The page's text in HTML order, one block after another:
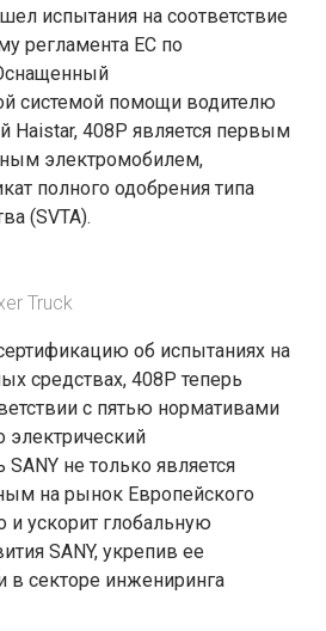
испытания на соответствие
регламента ЕС по
системой помощи водителю
Haistar, 408P является первым
электромобилем,
полного одобрения типа
(SVTA).
Truck
об испытаниях на
средствах, 408P теперь
с пятью нормативами
электрический
не только является
на рынок Европейского
и ускорит глобальную
SANY, укрепив ее
секторе инжениринга